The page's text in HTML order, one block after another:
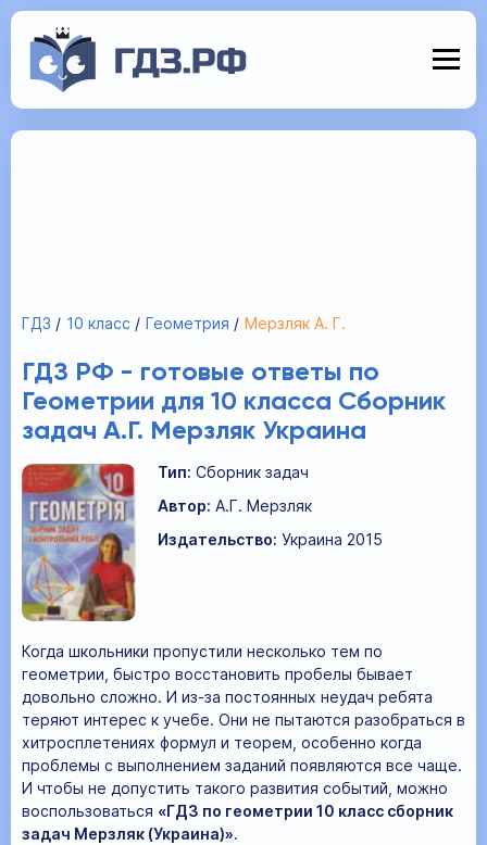
ГДЗ 10 класс Геометрия Мерзляк А. Г.
ГДЗ РФ - готовые ответы по
Геометрии для 10 класса Сборник
задач А.Г. Мерзляк Украина
Тип: Сборник задач
Автор: А.Г. Мерзляк
Издательство: Украина 2015
Когда школьники пропустили несколько тем по
геометрии, быстро восстановить пробелы бывает
довольно сложно. И из-за постоянных неудач ребята
теряют интерес к учебе. Они не пытаются разобраться в
хитросплетениях формул и теорем, особенно когда
проблемы с выполнением заданий появляются все чаще.
И чтобы не допустить такого развития событий, можно
воспользоваться «ГДЗ по геометрии 10 класс сборник
задач Мерзляк (Украина)».